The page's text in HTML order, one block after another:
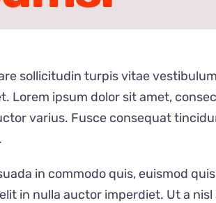
sollicitudin turpis vitae
Lorem ipsum dolor sit amet,
varius. Fusce consequat
in commodo quis, euismod
in nulla auctor imperdiet. Ut a